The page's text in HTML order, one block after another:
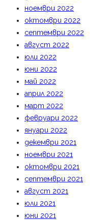
ноември 2022
октомври 2022
септември 2022
август 2022
юли 2022
юни 2022
май 2022
април 2022
март 2022
февруари 2022
януари 2022
декември 2021
ноември 2021
октомври 2021
септември 2021
август 2021
юли 2021
юни 2021